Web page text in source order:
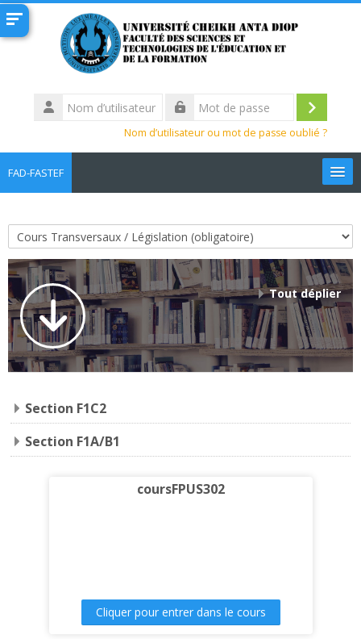
Passer au contenu principal
Nom
d’utilisateur
Nom d’utilisateur ou mot de passe oublié ?
FAD-FASTEF
Rechercher
des
cours
Catégories de cours
Tout déplier
Section F1C2
Section F1A/B1
coursFPUS302
Cliquer pour entrer dans le cours